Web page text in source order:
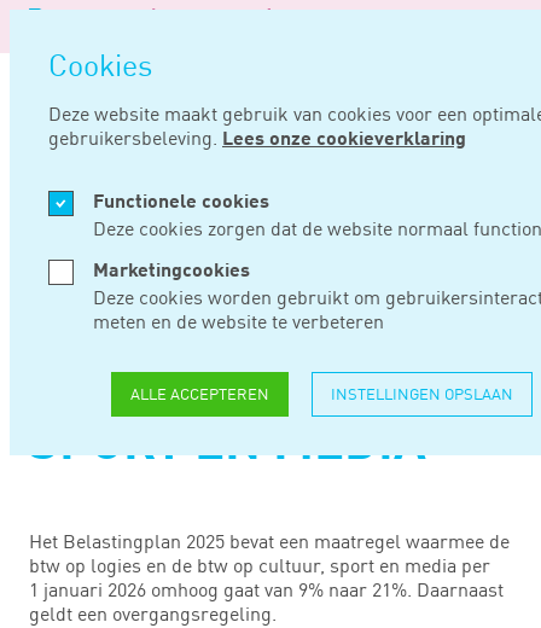
overslaan
Cookies
Deze website maakt gebruik van cookies voor een
gebruikersbeleving. Lees onze cookieverklaring
Functionele cookies
Deze cookies zorgen dat de website normaal
Marketingcookies
Deze cookies worden gebruikt om
meten en de website te verbeteren
ALLE ACCEPTEREN INSTELLINGEN OPSLAAN
Logo
Noord
Negentig
DEC 24, 2024
BTW-TARIEF
LOGIES, CULTUUR,
SPORT EN MEDIA
Het Belastingplan 2025 bevat een maatregel waarmee de
btw op logies en de btw op cultuur, sport en media per
1 januari 2026 omhoog gaat van 9% naar 21%. Daarnaast
geldt een overgangsregeling.